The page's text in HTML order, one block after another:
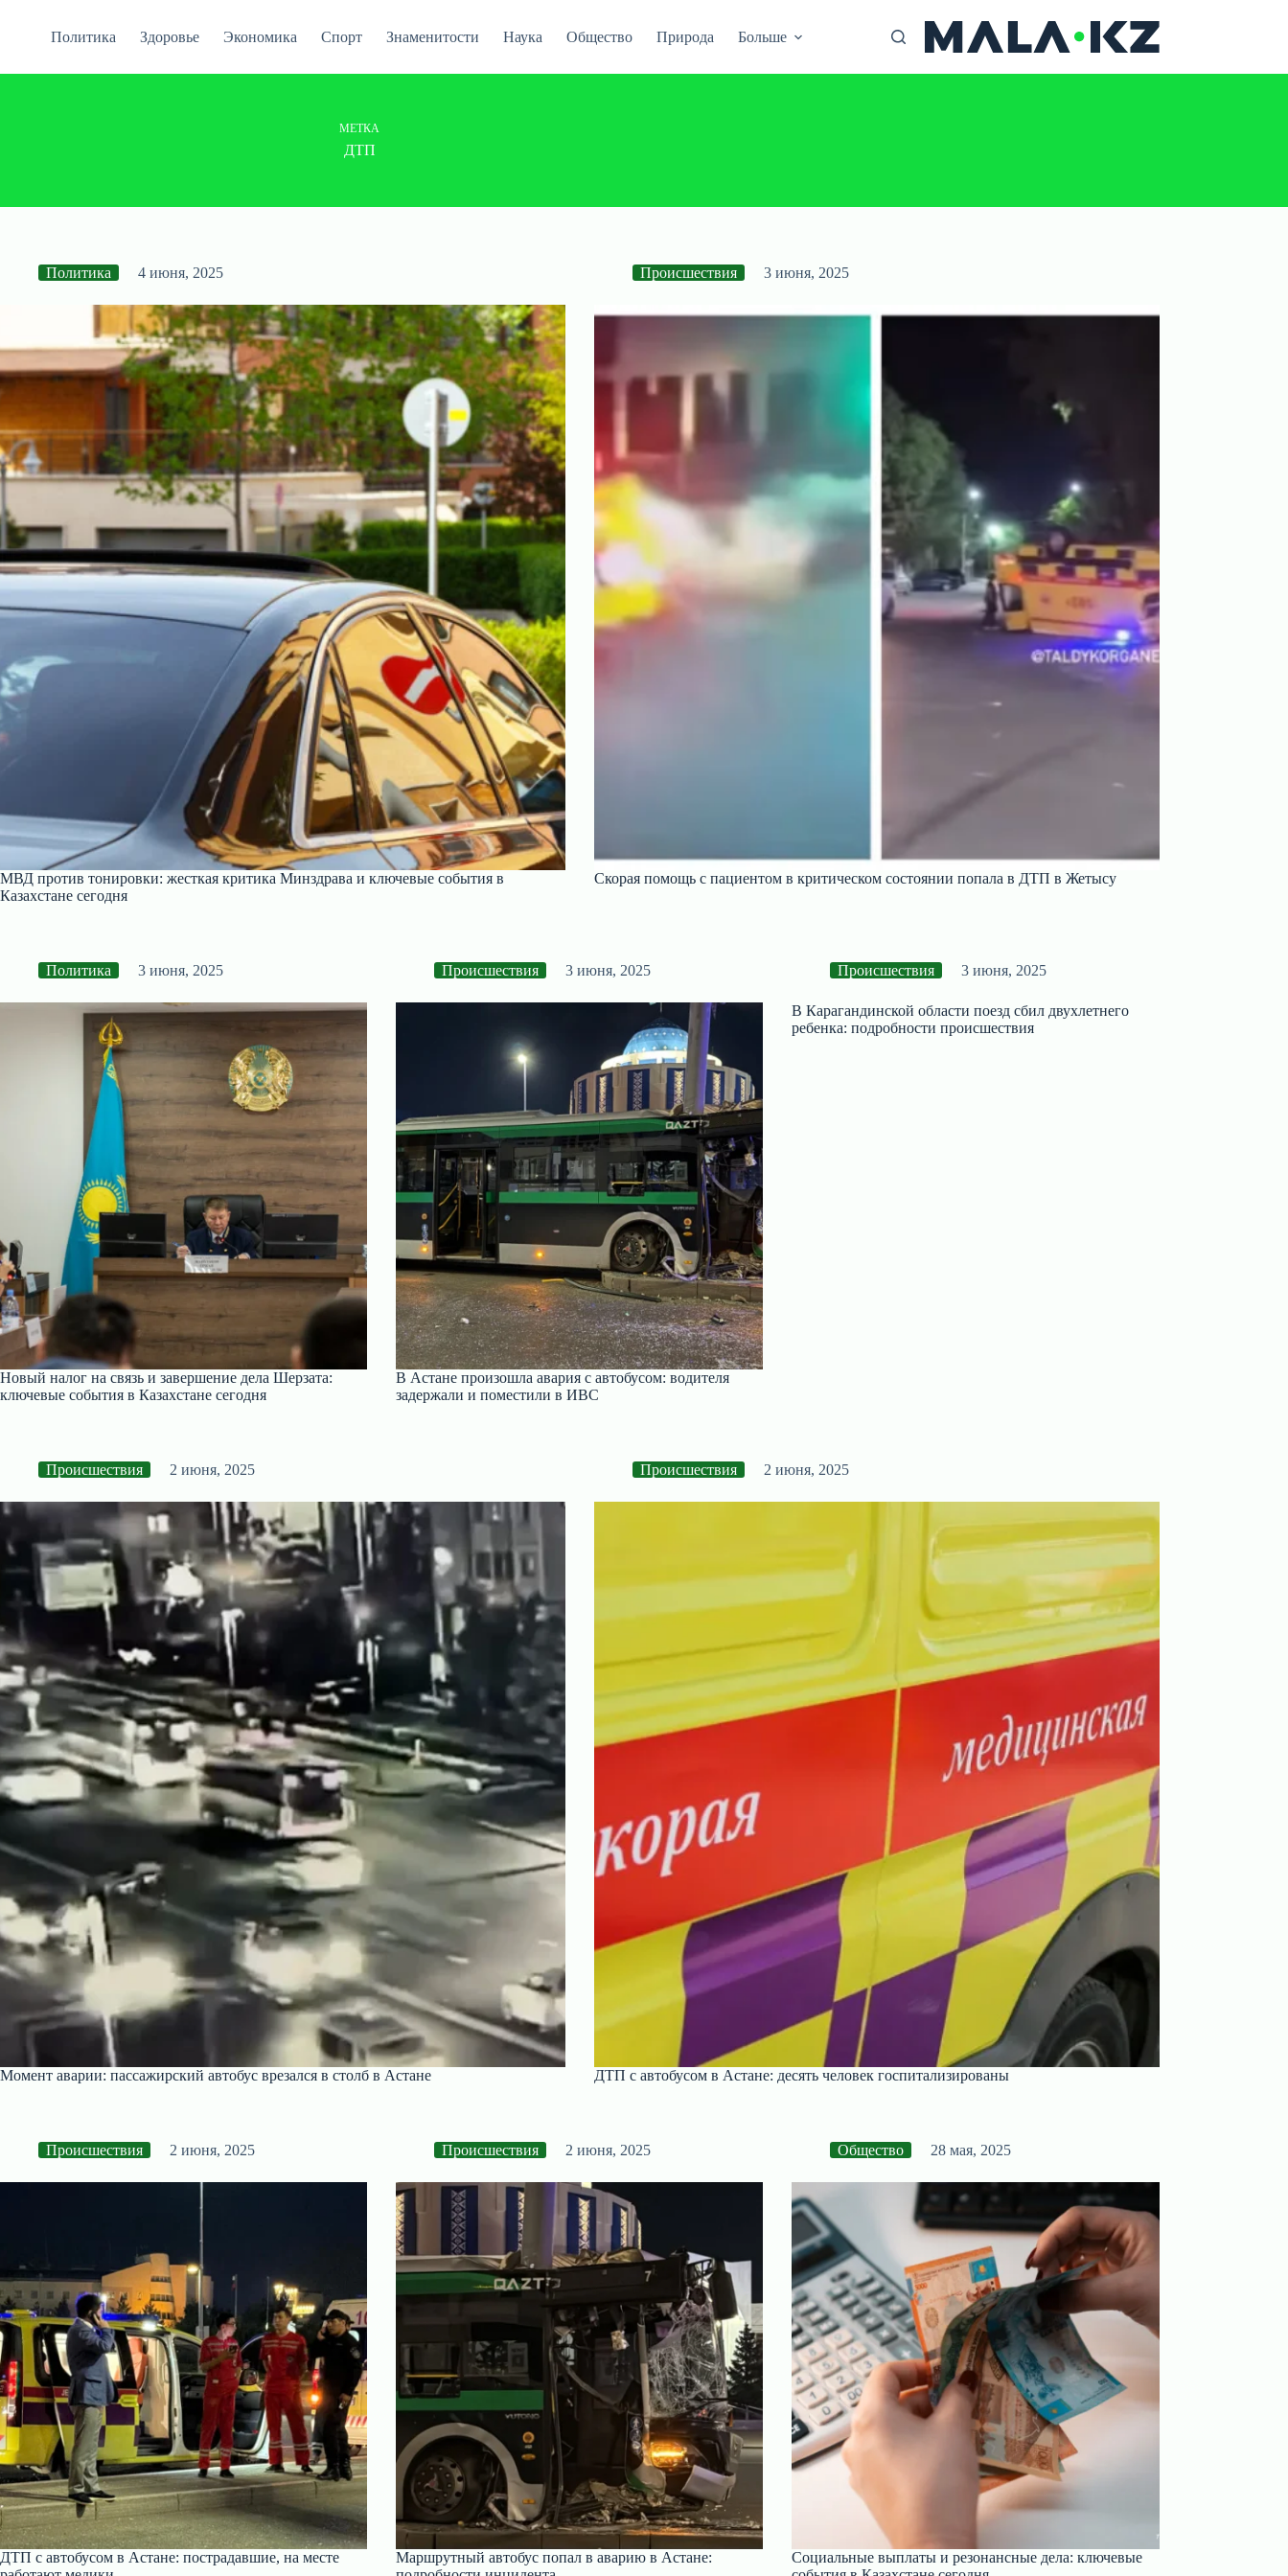
Политика Здоровье Экономика Спорт Знаменитости Наука Общество Природа Больше
МЕТКА
ДТП
Политика 4 июня, 2025
МВД против тонировки: жесткая критика Минздрава и ключевые события в
Казахстане сегодня
Происшествия 3 июня, 2025
Скорая помощь с пациентом в критическом состоянии попала в ДТП в Жетысу
Политика 3 июня, 2025
Новый налог на связь и завершение дела Шерзата:
ключевые события в Казахстане сегодня
Происшествия 3 июня, 2025
В Астане произошла авария с автобусом: водителя
задержали и поместили в ИВС
Происшествия 3 июня, 2025
В Карагандинской области поезд сбил двухлетнего
ребенка: подробности происшествия
Происшествия 2 июня, 2025
Момент аварии: пассажирский автобус врезался в столб в Астане
Происшествия 2 июня, 2025
ДТП с автобусом в Астане: десять человек госпитализированы
Происшествия 2 июня, 2025
ДТП с автобусом в Астане: пострадавшие, на месте
Происшествия 2 июня, 2025
Маршрутный автобус попал в аварию в Астане:
Общество 28 мая, 2025
Социальные выплаты и резонансные дела: ключевые